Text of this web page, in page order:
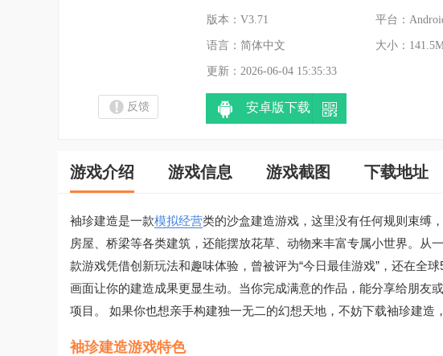
版本：V3.71 平台：
语言：简体中文 大小：
更新：2026-06-04 15:35:33
反馈 安卓版下载
游戏介绍 游戏信息 游戏截图 下载地址
袖珍建造是一款模拟经营类的沙盒建造游戏，这里没有任何规则束缚
房屋、桥梁等各类建筑，还能摆放花草、动物来丰富专属小世界。从
款游戏凭借创新玩法和趣味体验，曾被评为“今日最佳游戏”，还在全
画面让你的建造成果更显生动。当你完成满意的作品，能分享给朋友
项目。 如果你也想亲手构建独一无二的幻想天地，不妨下载袖珍建造
袖珍建造游戏特色